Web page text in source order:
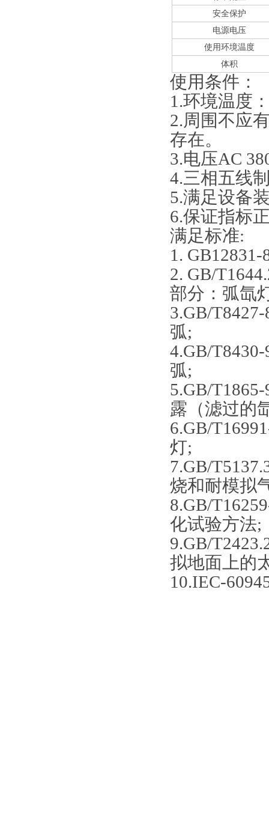
安全保护
电源电压
使用环境温度
体积
使用条件：
1.环境温度
2.周围不应
存在。
3.电压AC
4.三相五线
5.满足设备
6.保证指标
满足标准:
1.
2. GB/
部分：弧氙
3.GB/
弧;
4.GB/
弧;
5.GB/
露（滤过的
6.GB/
灯;
7.GB/
烧和耐模拟
8.GB/
化试验方法;
9.GB/
拟地面上的
10.IEC-